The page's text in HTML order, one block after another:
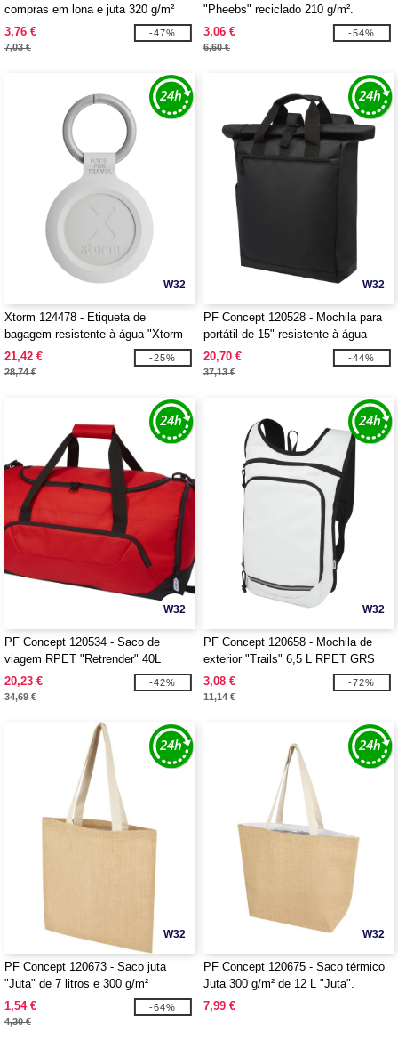
compras em lona e juta 320 g/m²
"Varai".
3,76 €
7,03 €
-47%
"Pheebs" reciclado 210 g/m².
3,06 €
6,60 €
-54%
W32
Xtorm 124478 - Etiqueta de
bagagem resistente à água "Xtorm
XTAG2A0"
21,42 €
28,74 €
-25%
W32
PF Concept 120528 - Mochila para
portátil de 15" resistente à água
"Resi" 23L
20,70 €
37,13 €
-44%
W32
PF Concept 120534 - Saco de
viagem RPET "Retrender" 40L
20,23 €
34,69 €
-42%
W32
PF Concept 120658 - Mochila de
exterior "Trails" 6,5 L RPET GRS
3,08 €
11,14 €
-72%
W32
PF Concept 120673 - Saco juta
"Juta" de 7 litros e 300 g/m²
1,54 €
4,30 €
-64%
W32
PF Concept 120675 - Saco térmico
Juta 300 g/m² de 12 L "Juta".
7,99 €